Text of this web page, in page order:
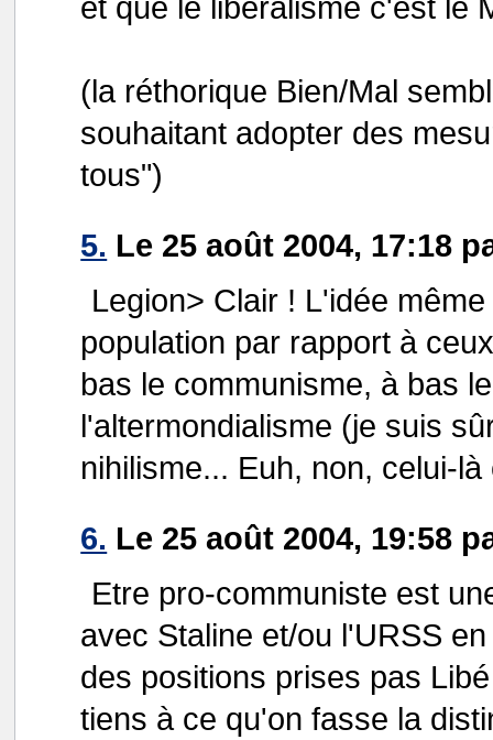
(la réthorique Bien/Mal
souhaitant adopter des
tous")
5. Le 25 août 2004, 17:18
Legion> Clair ! L'idée
population par rapport à
bas le communisme, à bas
l'altermondialisme (je suis
nihilisme... Euh, non, celui-là
6. Le 25 août 2004, 19:58
Etre pro-communiste est
avec Staline et/ou l'URSS
des positions prises pas
tiens à ce qu'on fasse la